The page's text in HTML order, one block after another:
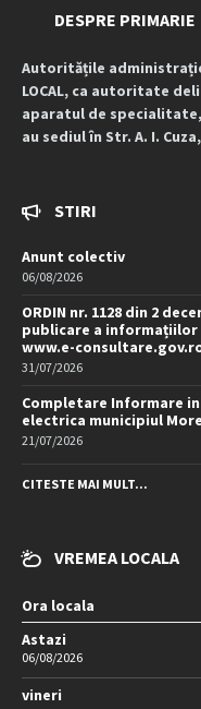
DESPRE PRIMARIE
Autoritățile
LOCAL, ca autoritate
aparatul de
au sediul în Str. A. I.
STIRI
Anunt colectiv
06/08/2026
ORDIN nr. 1128 din 2
publicare a
www.e-
31/07/2026
Completare Informare
electrica municipiul
21/07/2026
CITESTE MAI MULT...
VREMEA LOCALA
Ora locala
Astazi
06/08/2026
vineri